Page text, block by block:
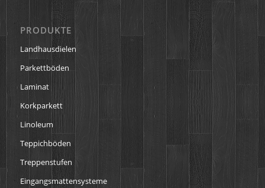
PRODUKTE
Landhausdielen
Parkettböden
Laminat
Korkparkett
Linoleum
Teppichböden
Treppenstufen
Eingangsmattensysteme